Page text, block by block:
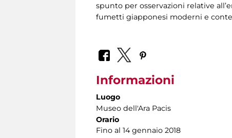
spunto per osservazioni relative
fumetti giapponesi moderni e
Informazioni
Luogo
Museo dell'Ara Pacis
Orario
Fino al 14 gennaio 2018